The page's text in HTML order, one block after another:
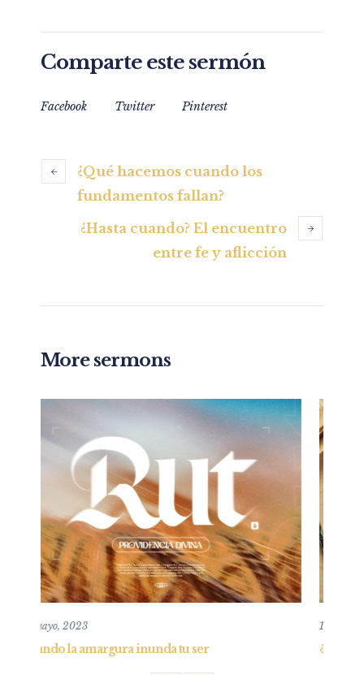
Comparte este sermón
Facebook Twitter Pinterest
¿Qué hacemos cuando los
fundamentos fallan?
¿Hasta cuando? El encuentro
entre fe y aflicción
More sermons
¿Cúal es la misión de la iglesia? Edificar